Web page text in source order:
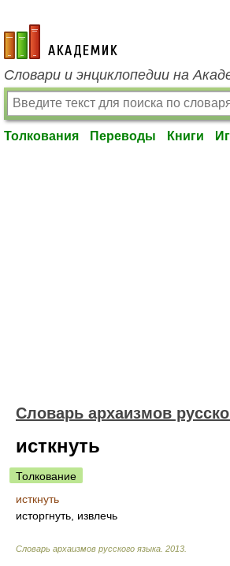
academic.ru
Словари и энциклопедии на
Толкования Переводы Книги
Cловарь архаизмов
исткнуть
Толкование
исткнуть
исторгнуть, извлечь
Cловарь архаизмов русского языка 2013